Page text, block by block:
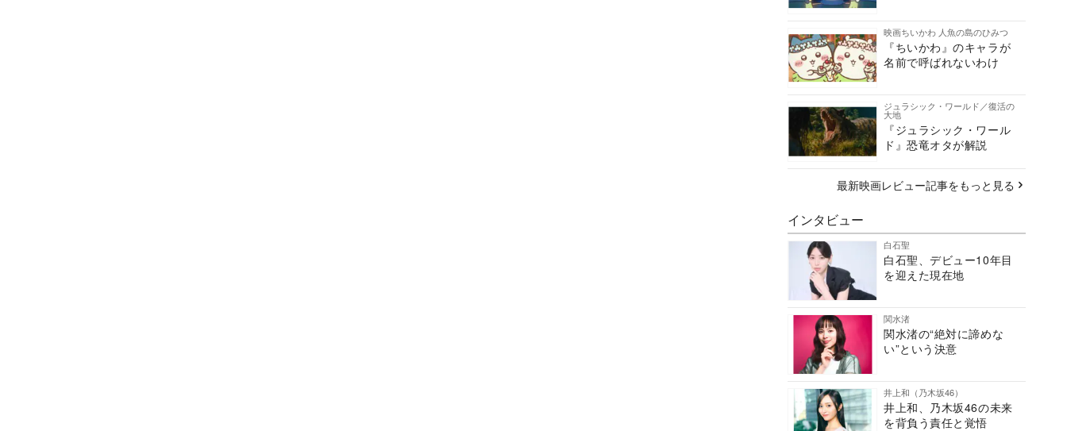
映画ちいかわ 人魚の島のひみつ
『ちいかわ』のキャラが
名前で呼ばれないわけ
ジュラシック・ワールド／復活の
大地
『ジュラシック・ワール
ド』恐竜オタが解説
最新映画レビュー記事をもっと見る
インタビュー
白石聖
白石聖、デビュー10年目
を迎えた現在地
関水渚
関水渚の“絶対に諦めな
い”という決意
井上和（乃木坂46）
井上和、乃木坂46の未来
を背負う責任と覚悟